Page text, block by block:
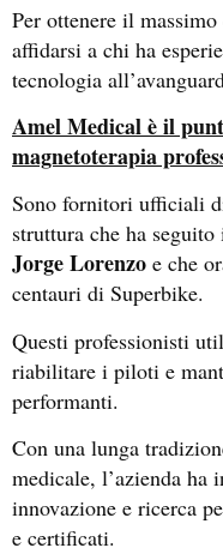
Per ottenere il
affidarsi a chi ha
tecnologia
Amel Medical è il
magnetoterapia
Sono fornitori ufficiali
struttura che ha
Jorge Lorenzo e che
centauri di Superbike.
Questi professionisti
riabilitare i piloti e
performanti.
Con una lunga
medicale, l’azienda ha
innovazione e ricerca
e certificati.